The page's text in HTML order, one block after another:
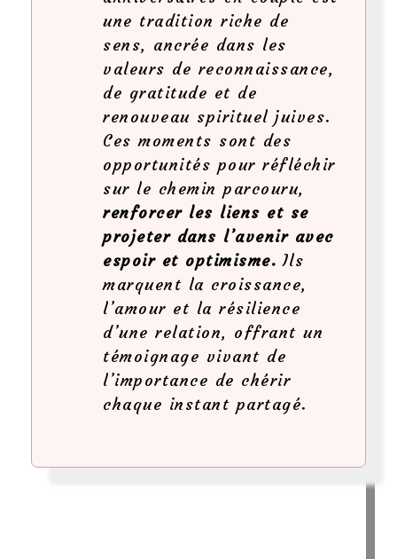
une tradition riche de
sens, ancrée dans les
valeurs de reconnaissance,
de gratitude et de
renouveau spirituel juives.
Ces moments sont des
opportunités pour réfléchir
sur le chemin parcouru,
renforcer les liens et se
projeter dans l’avenir avec
espoir et optimisme. Ils
marquent la croissance,
l’amour et la résilience
d’une relation, offrant un
témoignage vivant de
l’importance de chérir
chaque instant partagé.